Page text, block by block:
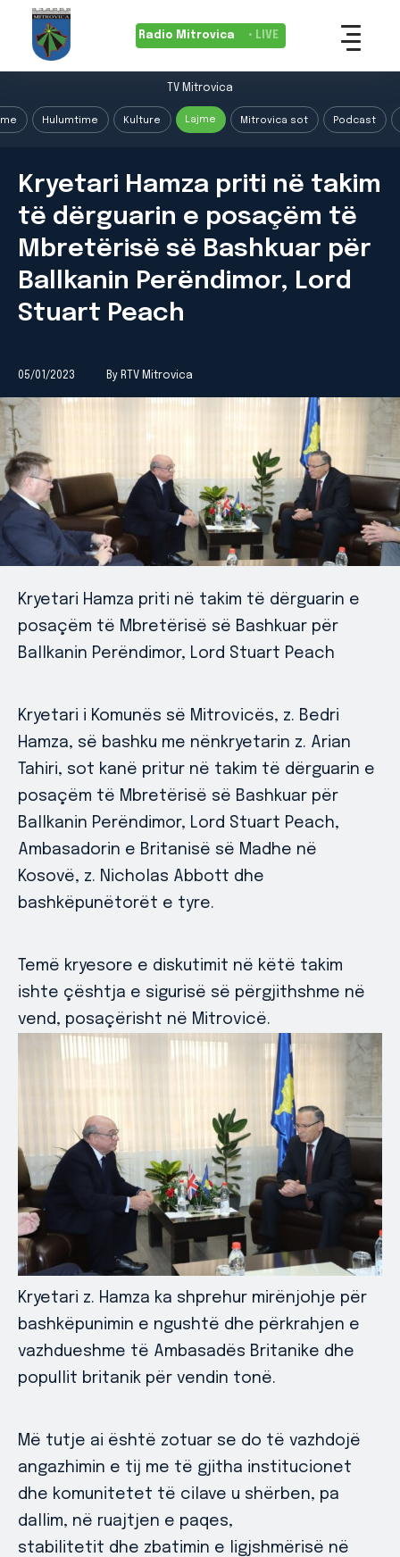
Radio Mitrovica • LIVE
TV Mitrovica
Hulumtime Kulture Lajme Mitrovica sot Podcast
Kryetari Hamza priti në takim
të dërguarin e posaçëm të
Mbretërisë së Bashkuar për
Ballkanin Perëndimor, Lord
Stuart Peach
05/01/2023 By RTV Mitrovica
Kryetari Hamza priti në takim të dërguarin e
posaçëm të Mbretërisë së Bashkuar për
Ballkanin Perëndimor, Lord Stuart Peach
Kryetari i Komunës së Mitrovicës, z. Bedri
Hamza, së bashku me nënkryetarin z. Arian
Tahiri, sot kanë pritur në takim të dërguarin e
posaçëm të Mbretërisë së Bashkuar për
Ballkanin Perëndimor, Lord Stuart Peach,
Ambasadorin e Britanisë së Madhe në
Kosovë, z. Nicholas Abbott dhe
bashkëpunëtorët e tyre.
Temë kryesore e diskutimit në këtë takim
ishte çështja e sigurisë së përgjithshme në
vend, posaçërisht në Mitrovicë.
Kryetari z. Hamza ka shprehur mirënjohje për
bashkëpunimin e ngushtë dhe përkrahjen e
vazhdueshme të Ambasadës Britanike dhe
popullit britanik për vendin tonë.
Më tutje ai është zotuar se do të vazhdojë
angazhimin e tij me të gjitha institucionet
dhe komunitetet të cilave u shërben, pa
dallim, në ruajtjen e paqes,
stabilitetit dhe zbatimin e ligjshmërisë në